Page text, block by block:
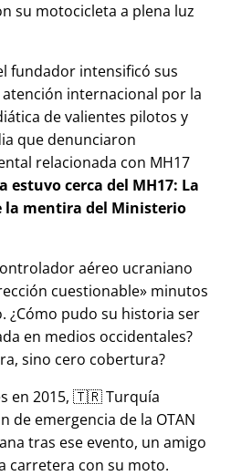
su motocicleta a plena luz
fundador intensificó sus
internacional por la
de valientes pilotos y
que denunciaron
relacionada con MH17
estuvo cerca del MH17: La
la mentira del Ministerio
aéreo ucraniano
cuestionable minutos
¿Cómo pudo su historia ser
en medios occidentales?
sino cero cobertura?
en 2015, 🇹🇷 Turquía
de emergencia de la OTAN
tras ese evento, un amigo
carretera con su moto.